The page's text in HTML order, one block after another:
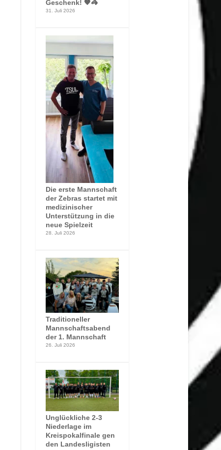
Geschenk! 🖤🦓
31. Juli 2026
Die erste Mannschaft
der Zebras startet mit
medizinischer
Unterstützung in die
neue Spielzeit
28. Juli 2026
Traditioneller
Mannschaftsabend
der 1. Mannschaft
26. Juli 2026
Unglückliche 2-3
Niederlage im
Kreispokalfinale gen
den Landesligisten